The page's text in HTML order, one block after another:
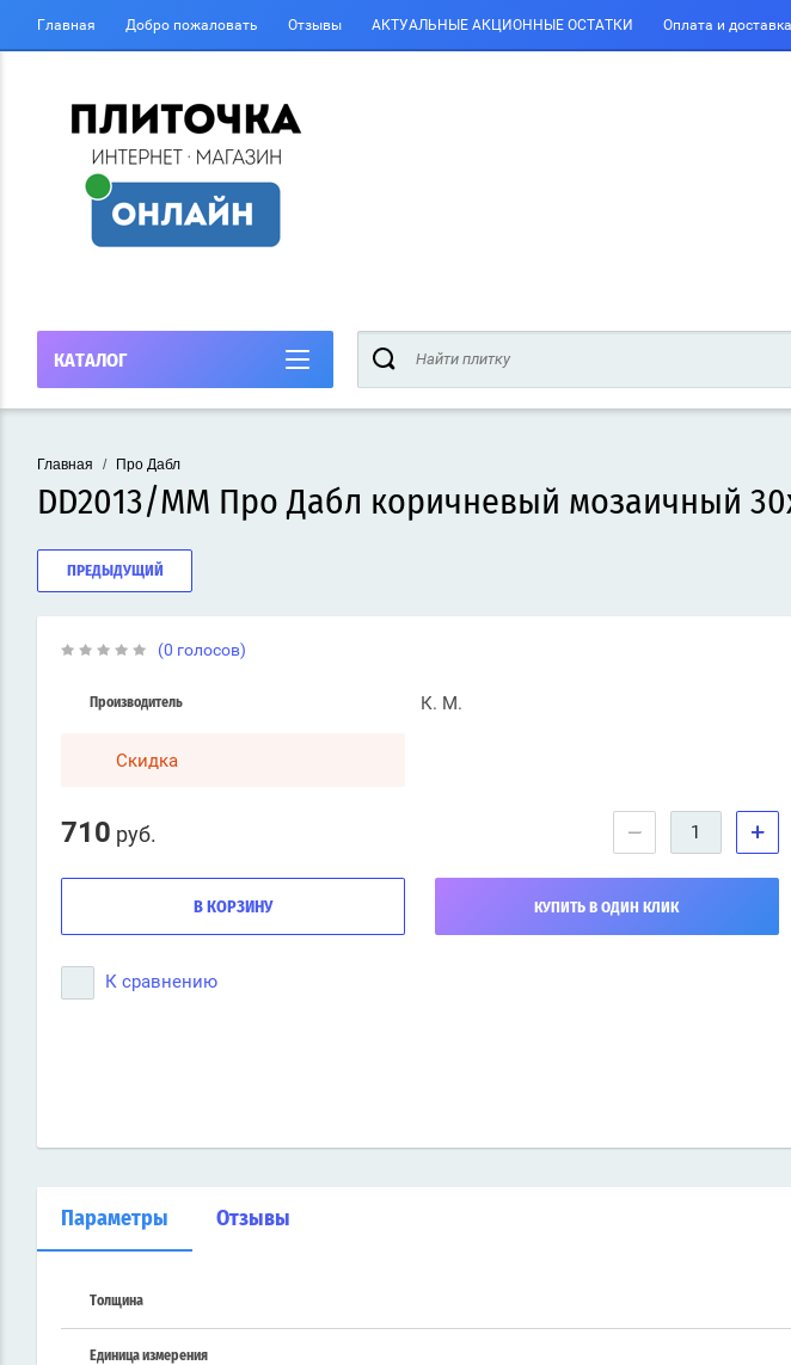
Главная Добро пожаловать Отзывы АКТУАЛЬНЫЕ АКЦИОННЫЕ ОСТАТКИ Оплата и доставка
КАТАЛОГ
Главная / Про Дабл
DD2013/MM Про Дабл коричневый мозаичный
ПРЕДЫДУЩИЙ
(0 голосов)
Производитель К. М.
Скидка
710 руб. − +
В КОРЗИНУ КУПИТЬ В ОДИН КЛИК
К сравнению
Параметры Отзывы
Толщина
Единица измерения